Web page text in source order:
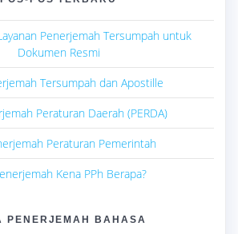
Penerjemah Tersumpah untuk
Dokumen Resmi
Tersumpah dan Apostille
Peraturan Daerah (PERDA)
Peraturan Pemerintah
Kena PPh Berapa?
PENERJEMAH BAHASA